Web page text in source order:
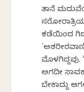
ತಾನೆ
ಕಡೆಯಿಂದ
ಮೊಳಗಿದ್ದವು.
ಅಗದೀ
ಬೇಕಾದ್ದು